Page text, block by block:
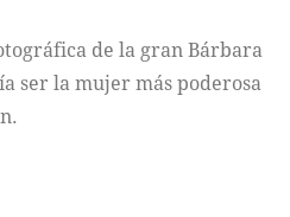
de la gran Bárbara
ser la mujer más poderosa